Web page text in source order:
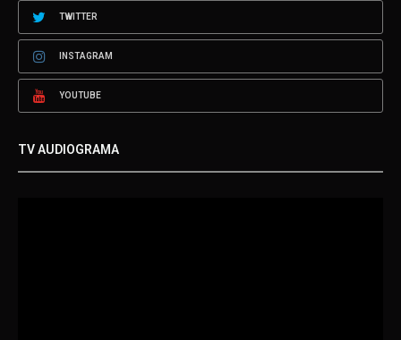
TWITTER
INSTAGRAM
YOUTUBE
TV AUDIOGRAMA